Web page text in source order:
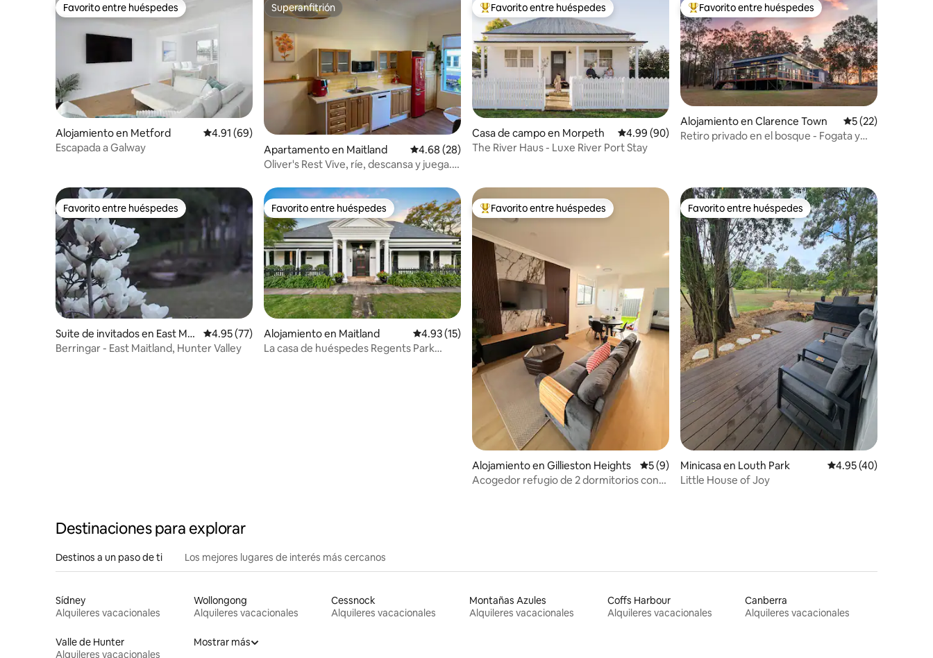
Favorito entre huéspedes
Favorito entre huéspedes
Alojamiento en Metford Calificación promedio: 4.91 de 5, 69 reseñas
4.91 (69)
Escapada a Galway
Superanfitrión
Superanfitrión
Apartamento en Maitland Calificación promedio: 4.68 de 5, 28 reseñas
4.68 (28)
Oliver's Rest Vive, ríe, descansa y juega.
Favorito entre huéspedes preferido
Favorito entre huéspedes
Casa de campo en Morpeth Calificación promedio: 4.99 de 5, 90 reseñas
4.99 (90)
The River Haus - Luxe River Port Stay
Favorito entre huéspedes preferido
Favorito entre huéspedes
Alojamiento en Clarence Town Calificación
5 (22)
Retiro privado en el bosque - Fogata y
Favorito entre huéspedes
Favorito entre huéspedes
Suite de invitados en East Mai
tland
Calificación promedio: 4.95 de 5, 77 reseñas
4.95 (77)
Berringar - East Maitland, Hunter Valley
Favorito entre huéspedes
Favorito entre huéspedes
Alojamiento en Maitland Calificación promedio: 4.93 de 5, 15 reseñas
4.93 (15)
La casa de huéspedes Regents Park
Favorito entre huéspedes preferido
Favorito entre huéspedes
Alojamiento en Gillieston Heights Calificación promedio: 5 de 5, 9 reseñas
5 (9)
Acogedor refugio de 2 dormitorios con
Favorito entre huéspedes
Favorito entre huéspedes
Minicasa en Louth Park Calificación
4.95 (40)
Little House of Joy
Destinaciones para explorar
Destinos a un paso de ti Los mejores lugares de interés más cercanos
Sídney
Alquileres vacacionales
Wollongong
Alquileres vacacionales
Cessnock
Alquileres vacacionales
Montañas Azules
Alquileres vacacionales
Coffs Harbour
Alquileres vacacionales
Canberra
Alquileres vacacionales
Valle de Hunter
Alquileres vacacionales
Mostrar más